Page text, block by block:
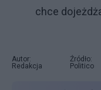
chce
Autor:
Redakcja
Źródło:
Politico